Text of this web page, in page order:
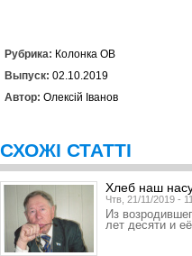
Рубрика: Колонка ОВ
Выпуск: 02.10.2019
Автор: Олексій Іванов
СХОЖІ СТАТТІ
Хлеб наш
Чтв, 21/11/2019 -
Из
лет десяти и